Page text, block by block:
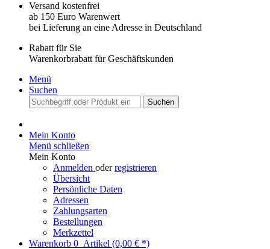
Versand kostenfrei
ab 150 Euro Warenwert
bei Lieferung an eine Adresse in Deutschland
Rabatt für Sie
Warenkorbrabatt für Geschäftskunden
Menü
Suchen
Suchen
Mein Konto
Menü schließen
Mein Konto
Anmelden oderregistrieren
Übersicht
Persönliche Daten
Adressen
Zahlungsarten
Bestellungen
Merkzettel
Warenkorb 0 Artikel (0,00 € *)